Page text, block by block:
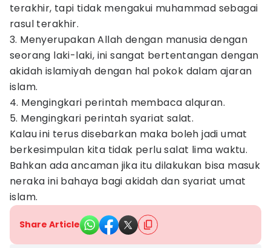
terakhir, tapi tidak mengakui muhammad sebagai
rasul terakhir.
3. Menyerupakan Allah dengan manusia dengan
seorang laki-laki, ini sangat bertentangan dengan
akidah islamiyah dengan hal pokok dalam ajaran
islam.
4. Mengingkari perintah membaca alquran.
5. Mengingkari perintah syariat salat.
Kalau ini terus disebarkan maka boleh jadi umat
berkesimpulan kita tidak perlu salat lima waktu.
Bahkan ada ancaman jika itu dilakukan bisa masuk
neraka ini bahaya bagi akidah dan syariat umat
islam.
Share Article